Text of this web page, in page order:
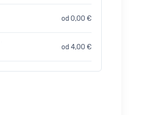
od 0,00 €
od 4,00 €